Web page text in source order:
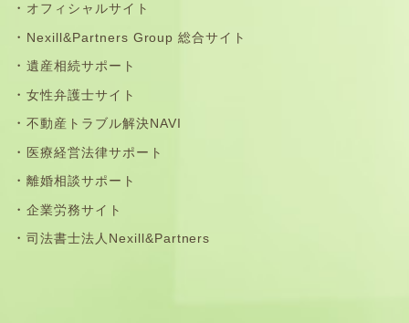
オフィシャルサイト
Nexill&Partners Group 総合サイト
遺産相続サポート
女性弁護士サイト
不動産トラブル解決NAVI
医療経営法律サポート
離婚相談サポート
企業労務サイト
司法書士法人Nexill&Partners